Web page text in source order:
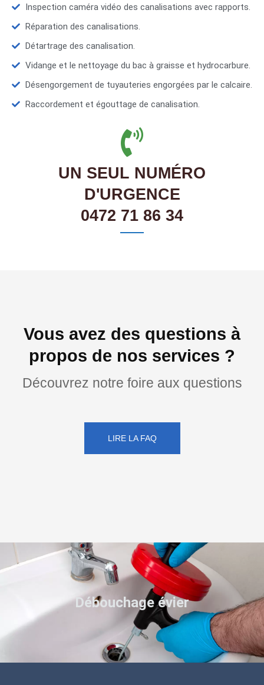
Inspection caméra vidéo des canalisations avec rapports.
Réparation des canalisations.
Détartrage des canalisation.
Vidange et le nettoyage du bac à graisse et hydrocarbure.
Désengorgement de tuyauteries engorgées par le calcaire.
Raccordement et égouttage de canalisation.
UN SEUL NUMÉRO
D'URGENCE
0472 71 86 34
Vous avez des questions à
propos de nos services ?
Découvrez notre foire aux questions
LIRE LA FAQ
Débouchage évier